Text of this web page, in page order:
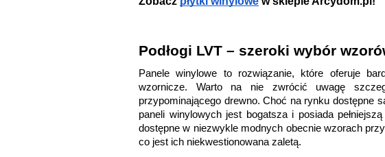
Podłogi LVT – szeroki wybór
Panele winylowe to rozwiązanie, które oferuje
wzornicze. Warto na nie zwrócić uwagę
przypominającego drewno. Choć na rynku dostępne
paneli winylowych jest bogatsza i posiada
dostępne w niezwykle modnych obecnie wzorach
co jest ich niekwestionowana zaletą.